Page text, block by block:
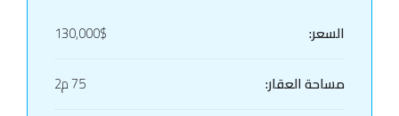
السعر:
130,000$
مساحة العقار:
75 م2